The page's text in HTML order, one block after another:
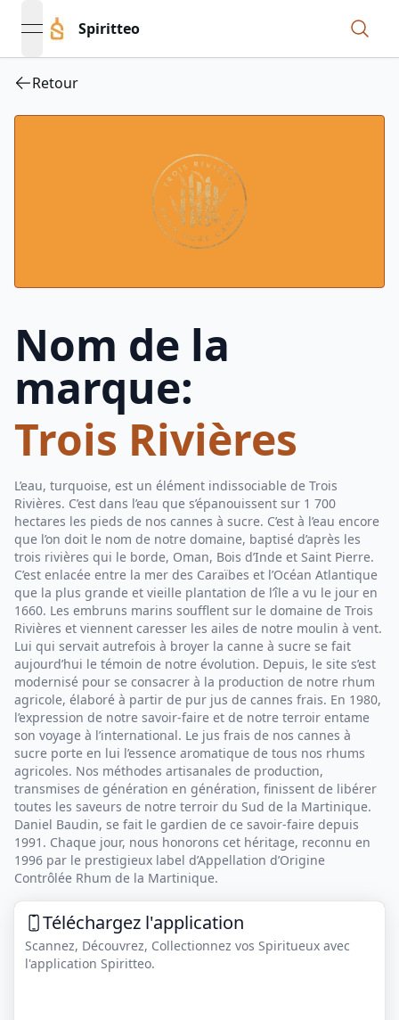
open navigation menu
Spiritteo
Retour
Nom de la
marque:
Trois Rivières
L’eau, turquoise, est un élément indissociable de Trois
Rivières. C’est dans l’eau que s’épanouissent sur 1 700
hectares les pieds de nos cannes à sucre. C’est à l’eau encore
que l’on doit le nom de notre domaine, baptisé d’après les
trois rivières qui le borde, Oman, Bois d’Inde et Saint Pierre.
C’est enlacée entre la mer des Caraïbes et l’Océan Atlantique
que la plus grande et vieille plantation de l’île a vu le jour en
1660. Les embruns marins soufflent sur le domaine de Trois
Rivières et viennent caresser les ailes de notre moulin à vent.
Lui qui servait autrefois à broyer la canne à sucre se fait
aujourd’hui le témoin de notre évolution. Depuis, le site s’est
modernisé pour se consacrer à la production de notre rhum
agricole, élaboré à partir de pur jus de cannes frais. En 1980,
l’expression de notre savoir-faire et de notre terroir entame
son voyage à l’international. Le jus frais de nos cannes à
sucre porte en lui l’essence aromatique de tous nos rhums
agricoles. Nos méthodes artisanales de production,
transmises de génération en génération, finissent de libérer
toutes les saveurs de notre terroir du Sud de la Martinique.
Daniel Baudin, se fait le gardien de ce savoir-faire depuis
1991. Chaque jour, nous honorons cet héritage, reconnu en
1996 par le prestigieux label d’Appellation d’Origine
Contrôlée Rhum de la Martinique.
Téléchargez l'application
Scannez, Découvrez, Collectionnez vos Spiritueux avec
l'application Spiritteo.